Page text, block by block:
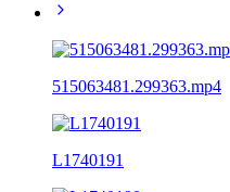
515063481.299363.mp4
L1740191